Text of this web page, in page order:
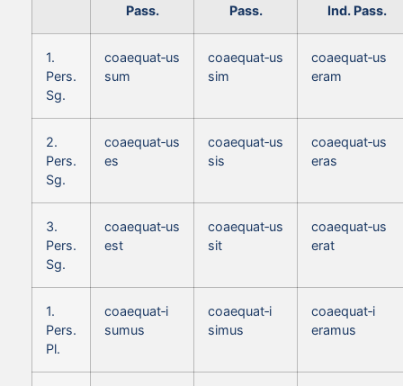
Pass.
Pass.
Ind. Pass.
1.
Pers.
Sg.
coaequat‑us
sum
coaequat‑us
sim
coaequat‑us
eram
2.
Pers.
Sg.
coaequat‑us
es
coaequat‑us
sis
coaequat‑us
eras
3.
Pers.
Sg.
coaequat‑us
est
coaequat‑us
sit
coaequat‑us
erat
1.
Pers.
Pl.
coaequat‑i
sumus
coaequat‑i
simus
coaequat‑i
eramus